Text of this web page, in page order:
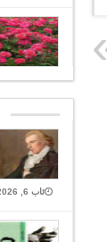
ئاب 6, 2026 Closed